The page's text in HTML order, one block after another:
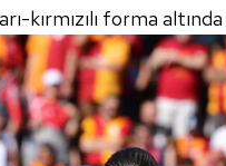
kırmızılı forma